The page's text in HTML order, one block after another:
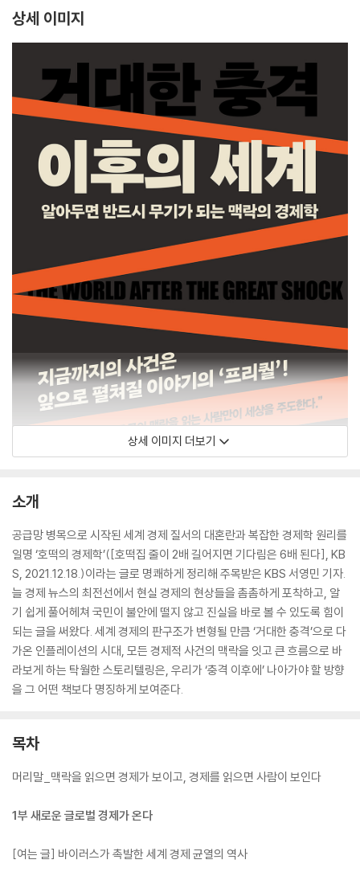
상세 이미지
상세 이미지 더보기
소개
공급망 병목으로 시작된 세계 경제 질서의 대혼란과 복잡한 경제학 원리를
일명 ‘호떡의 경제학’([호떡집 줄이 2배 길어지면 기다림은 6배 된다], KB
S, 2021.12.18.)이라는 글로 명쾌하게 정리해 주목받은 KBS 서영민 기자.
늘 경제 뉴스의 최전선에서 현실 경제의 현상들을 촘촘하게 포착하고, 알
기 쉽게 풀어헤쳐 국민이 불안에 떨지 않고 진실을 바로 볼 수 있도록 힘이
되는 글을 써왔다. 세계 경제의 판구조가 변형될 만큼 ‘거대한 충격’으로 다
가온 인플레이션의 시대, 모든 경제적 사건의 맥락을 잇고 큰 흐름으로 바
라보게 하는 탁월한 스토리텔링은, 우리가 ‘충격 이후에’ 나아가야 할 방향
을 그 어떤 책보다 명징하게 보여준다.
목차
머리말_맥락을 읽으면 경제가 보이고, 경제를 읽으면 사람이 보인다
1부 새로운 글로벌 경제가 온다
[여는 글] 바이러스가 촉발한 세계 경제 균열의 역사